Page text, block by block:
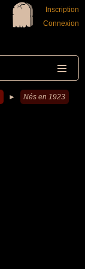
Inscription
Connexion
► Nés en 1923